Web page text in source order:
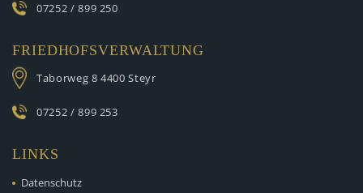
07252 / 899 250
FRIEDHOFSVERWALTUNG
Taborweg 8 4400 Steyr
07252 / 899 253
LINKS
Datenschutz